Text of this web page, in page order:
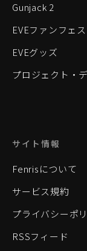
Gunjack 2
EVEファンフェス
EVEグッズ
プロジェクト・
サイト情報
Fenrisについて
サービス規約
プライバシーポ
RSSフィード